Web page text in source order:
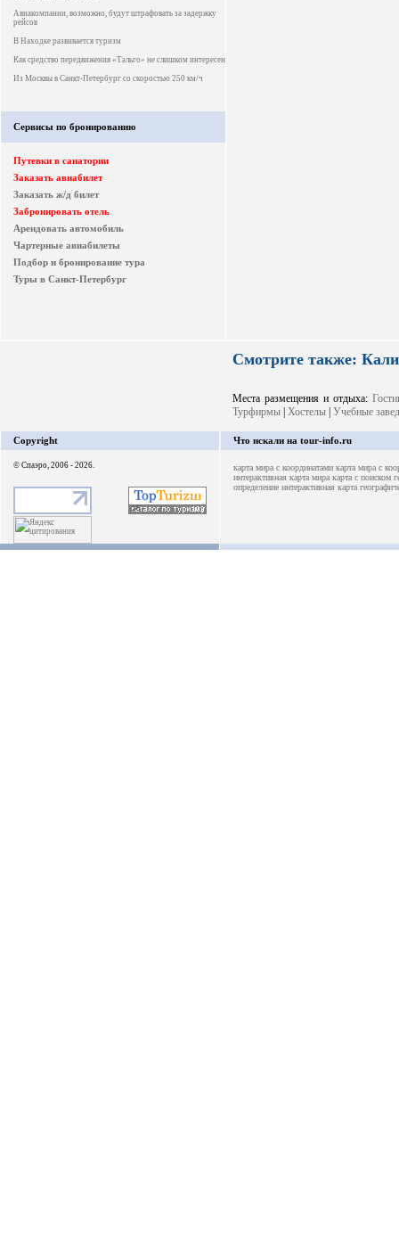
Авиакомпании, возможно, будут штрафовать за задержку
рейсов
В Находке развивается туризм
Как средство передвижения «Тальго» не слишком интересен
Из Москвы в Санкт-Петербург со скоростью 250 км/ч
Сервисы по бронированию
Путевки в санатории
Заказать авиабилет
Заказать ж/д билет
Забронировать отель
Арендовать автомобиль
Чартерные авиабилеты
Подбор и бронирование тура
Туры в Санкт-Петербург
Смотрите также:
Места размещения и отдыха:
Турфирмы Хостелы Учебные
Copyright
© Спаэро, 2006 - 2026.
Что искали на tour-info.ru
карта мира с координатами карта мира с
интерактивная карта мира карта с поиском
определение интерактивная карта